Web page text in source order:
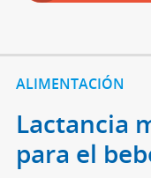
ALIMENTACIÓN
Lactancia
para el